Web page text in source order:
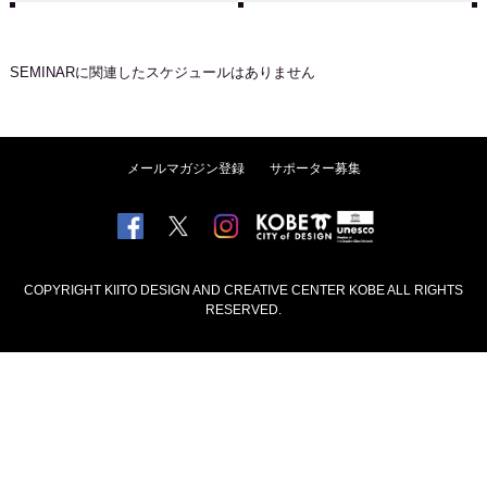
SEMINARに関連したスケジュールはありません
メールマガジン登録 サポーター募集
COPYRIGHT KIITO DESIGN AND CREATIVE CENTER KOBE ALL RIGHTS
RESERVED.